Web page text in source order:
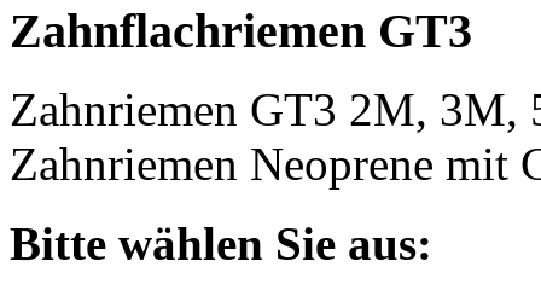
Zahnflachriemen GT3
Zahnriemen GT3 2M, 3M,
Zahnriemen Neoprene mit
Bitte wählen Sie aus: